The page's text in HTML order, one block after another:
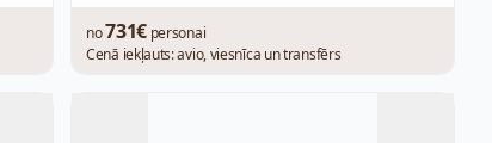
no731€personai
Cenā iekļauts: avio, viesnīca un transfērs